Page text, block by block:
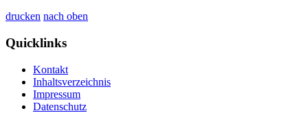
drucken nach oben
Quicklinks
Kontakt
Inhaltsverzeichnis
Impressum
Datenschutz